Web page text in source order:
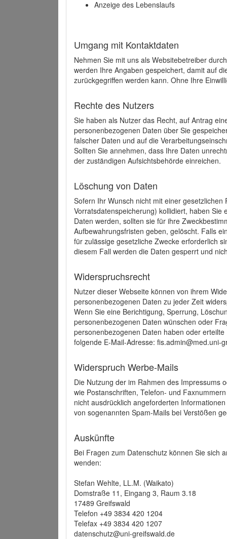
Anzeige des Lebenslaufs
Umgang mit Kontaktdaten
Nehmen Sie mit uns als Websitebetreiber
werden Ihre Angaben gespeichert, damit auf
zurückgegriffen werden kann. Ohne Ihre
Rechte des Nutzers
Sie haben als Nutzer das Recht, auf Antrag
personenbezogenen Daten über Sie
falscher Daten und auf die
Sollten Sie annehmen, dass Ihre Daten
der zuständigen Aufsichtsbehörde einreichen.
Löschung von Daten
Sofern Ihr Wunsch nicht mit einer
Vorratsdatenspeicherung) kollidiert, haben
Daten werden, sollten sie für ihre
Aufbewahrungsfristen geben, gelöscht. Falls
für zulässige gesetzliche Zwecke erforderlich
diesem Fall werden die Daten gesperrt und
Widerspruchsrecht
Nutzer dieser Webseite können von ihrem
personenbezogenen Daten zu jeder Zeit
Wenn Sie eine Berichtigung, Sperrung,
personenbezogenen Daten wünschen oder
personenbezogenen Daten haben oder
folgende E-Mail-Adresse: fis.admin@med.uni-
Widerspruch Werbe-Mails
Die Nutzung der im Rahmen des Impressums
wie Postanschriften, Telefon- und
nicht ausdrücklich angeforderten
von sogenannten Spam-Mails bei Verstößen
Auskünfte
Bei Fragen zum Datenschutz können Sie sich
wenden:
Stefan Wehlte, LL.M. (Waikato)
Domstraße 11, Eingang 3, Raum 3.18
17489 Greifswald
Telefon +49 3834 420 1204
Telefax +49 3834 420 1207
datenschutz@uni-greifswald.de